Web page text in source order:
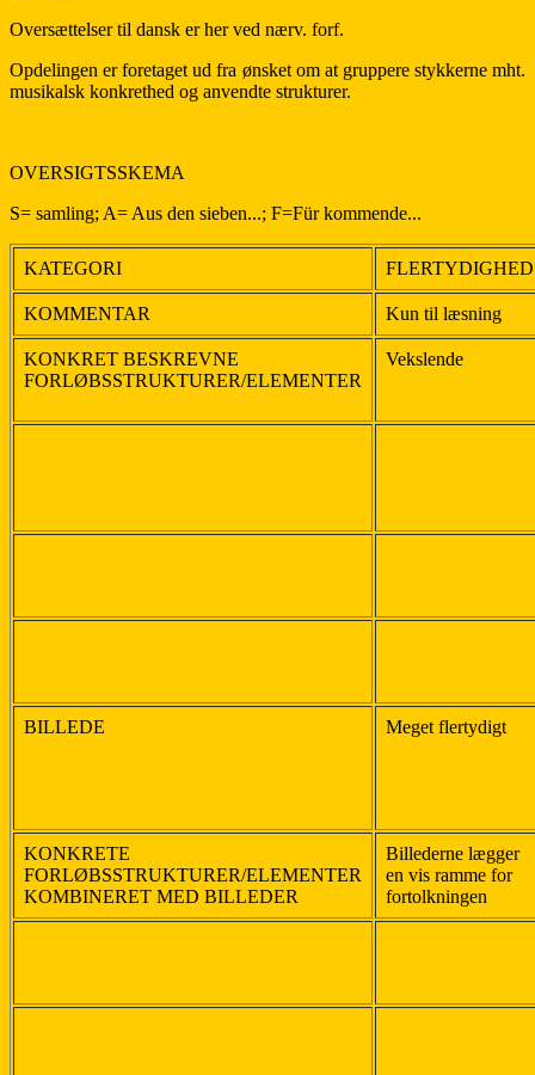
Oversættelser til dansk er her ved nærv. forf.
Opdelingen er foretaget ud fra ønsket om at gruppere stykkerne mht.
musikalsk konkrethed og anvendte strukturer.
OVERSIGTSSKEMA
S= samling; A= Aus den sieben...; F=Für kommende...
KATEGORI FLERTYDIGHED
KOMMENTAR Kun til læsning
KONKRET BESKREVNE
FORLØBSSTRUKTURER/ELEMENTER
Vekslende
BILLEDE Meget flertydigt
KONKRETE
FORLØBSSTRUKTURER/ELEMENTER
KOMBINERET MED BILLEDER
Billederne lægger
en vis ramme for
fortolkningen